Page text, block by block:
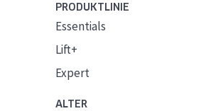
PRODUKTLINIE
Essentials
Lift+
Expert
ALTER